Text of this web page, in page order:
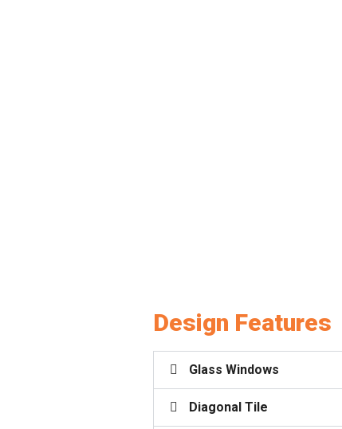
Design Features
Glass Windows
Diagonal Tile